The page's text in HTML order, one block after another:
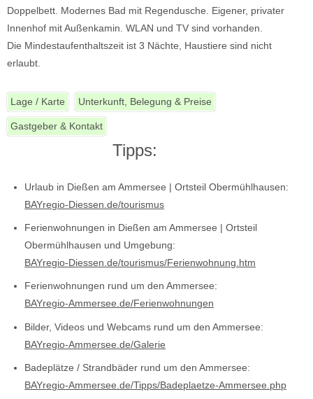
Doppelbett. Modernes Bad mit Regendusche. Eigener, privater
Innenhof mit Außenkamin. WLAN und TV sind vorhanden.
Die Mindestaufenthaltszeit ist 3 Nächte, Haustiere sind nicht
erlaubt.
Lage / Karte Unterkunft, Belegung & Preise
Gastgeber & Kontakt
Tipps:
Urlaub in Dießen am Ammersee | Ortsteil Obermühlhausen:
BAYregio-Diessen.de/tourismus
Ferienwohnungen in Dießen am Ammersee | Ortsteil
Obermühlhausen und Umgebung:
BAYregio-Diessen.de/tourismus/Ferienwohnung.htm
Ferienwohnungen rund um den Ammersee:
BAYregio-Ammersee.de/Ferienwohnungen
Bilder, Videos und Webcams rund um den Ammersee:
BAYregio-Ammersee.de/Galerie
Badeplätze / Strandbäder rund um den Ammersee:
BAYregio-Ammersee.de/Tipps/Badeplaetze-Ammersee.php